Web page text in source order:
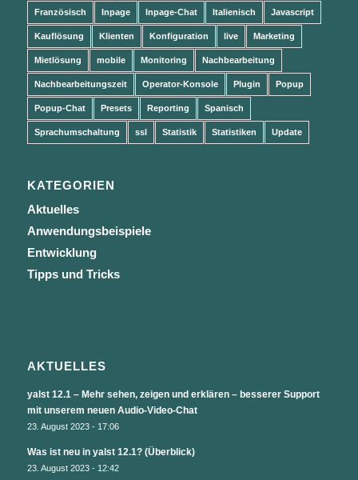
Französisch Inpage Inpage-Chat Italienisch Javascript
Kauflösung Klienten Konfiguration live Marketing
Mietlösung mobile Monitoring Nachbearbeitung
Nachbearbeitungszeit Operator-Konsole Plugin Popup
Popup-Chat Presets Reporting Spanisch
Sprachumschaltung ssl Statistik Statistiken Update
KATEGORIEN
Aktuelles
Anwendungsbeispiele
Entwicklung
Tipps und Tricks
AKTUELLES
yalst 12.1 – Mehr sehen, zeigen und erklären – besserer Support
mit unserem neuen Audio-Video-Chat
23. August 2023 - 17:06
Was ist neu in yalst 12.1? (Überblick)
23. August 2023 - 12:42